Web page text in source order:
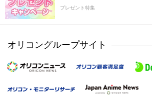
プレゼント特集
オリコングループサイト